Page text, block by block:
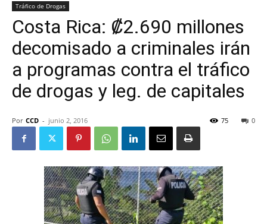
Digital
Tráfico de Drogas
Costa Rica: ₡2.690 millones
decomisado a criminales irán
a programas contra el tráfico
de drogas y leg. de capitales
Por CCD - junio 2, 2016 0
75